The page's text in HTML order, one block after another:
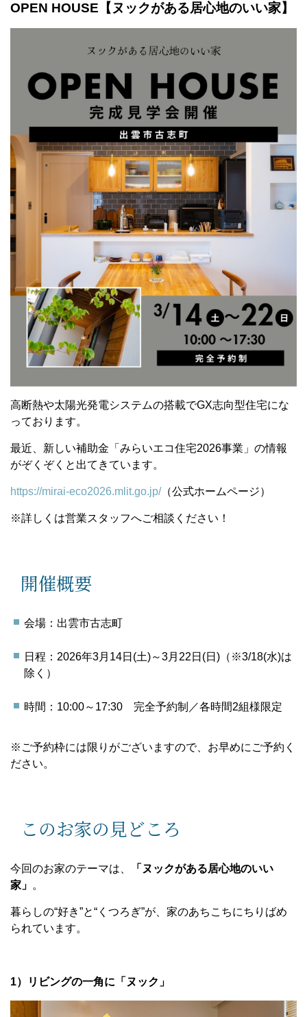
OPEN HOUSE【ヌックがある居心地のいい家】
高断熱や太陽光発電システムの搭載でGX志向型住宅にな
っております。
最近、新しい補助金「みらいエコ住宅2026事業」の情報
がぞくぞくと出てきています。
https://mirai-eco2026.mlit.go.jp/（公式ホームページ）
※詳しくは営業スタッフへご相談ください！
開催概要
会場：出雲市古志町
日程：2026年3月14日(土)～3月22日(日)（※3/18(水)は
除く）
時間：10:00～17:30 完全予約制／各時間2組様限定
※ご予約枠には限りがございますので、お早めにご予約く
ださい。
このお家の見どころ
今回のお家のテーマは、
「ヌックがある居心地のいい
家」 。
暮らしの“好き”と“くつろぎ”が、家のあちこちにちりばめ
られています。
1）リビングの一角に「ヌック」